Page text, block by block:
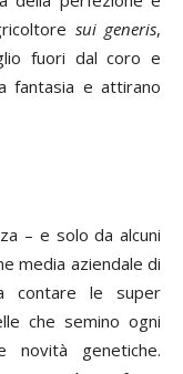
sui generis,
fuori dal coro e
fantasia e attirano
– e solo da alcuni
media aziendale di
contare le super
che semino ogni
novità genetiche.